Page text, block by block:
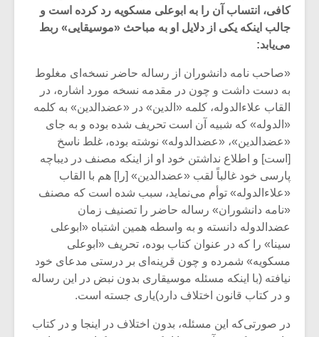
کافی، انتساب آن را به ابوعلی مسکویه رد کرده است و
جالب اینکه یکی از دلایل او به مباحث «موسیقایی» ربط
می‌یابد:
«صاحب نامه دانشوران از رساله حاضر نسخه‌ای مغلوط
به دست داشت و چون در مقدمه نسخه مورد اشاره، در
القاب علاءالدوله، کلمه «الدین» در «عضدالدین» به کلمه
«الدوله» که شبیه آن است تحریف شده بوده و به جای
«عضد‌الدین»، «عضدالدوله» نوشته بوده، غلط ناسخ
[است] و اطلاع نداشتن خود او از اینکه مصنف در دیباچه
پارسی خود غالباً لقب «عضد‌الدین» [را] هم با القاب
«علاءالدوله» توأم می‌نماید، سبب شده است که مصنف
«نامه دانشوران» رساله حاضر را تصنیف زمان
عضدالدوله دانسته و به واسطه همین اشتباه «ابوعلی‌
سینا» را که در عنوان کتاب بوده، تحریف «ابوعلی
مسکویه» شمرده و چون قرینه‌ای بر درستی مدعای خود
نیافته (با اینکه مسئله موسیقاری بدون نبض در این رساله
و در کتاب قانون اختلاف دارد)یاری جسته است.
در صورتی‌که این مسئله، بدون اختلاف در اینجا و در کتاب